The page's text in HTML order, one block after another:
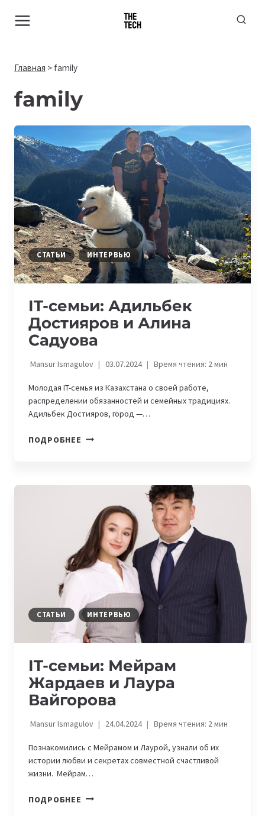
Главная > family
family
СТАТЬИ ИНТЕРВЬЮ
IT-семьи: Адильбек
Достияров и Алина
Садуова
Mansur Ismagulov 03.07.2024 Время чтения: 2мин
Молодая IT-семья из Казахстана о своей работе,
распределении обязанностей и семейных традициях.
Адильбек Достияров, город —…
ПОДРОБНЕЕ IT-
АЛИНА
САДУОВА
СТАТЬИ ИНТЕРВЬЮ
IT-семьи: Мейрам
Жардаев и Лаура
Вайгорова
Mansur Ismagulov 24.04.2024 Время чтения: 2мин
Познакомились с Мейрамом и Лаурой, узнали об их
истории любви и секретах совместной счастливой
жизни. Мейрам…
ПОДРОБНЕЕ IT-